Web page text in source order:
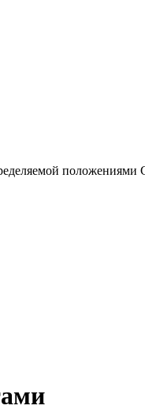
положениями